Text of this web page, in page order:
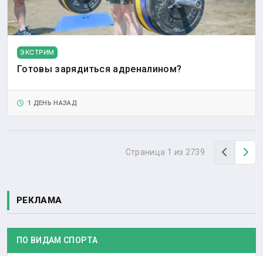
ЭКСТРИМ
Готовы зарядиться адреналином?
1 ДЕНЬ НАЗАД
Страница 1 из 2739 Назад
РЕКЛАМА
ПО ВИДАМ СПОРТА